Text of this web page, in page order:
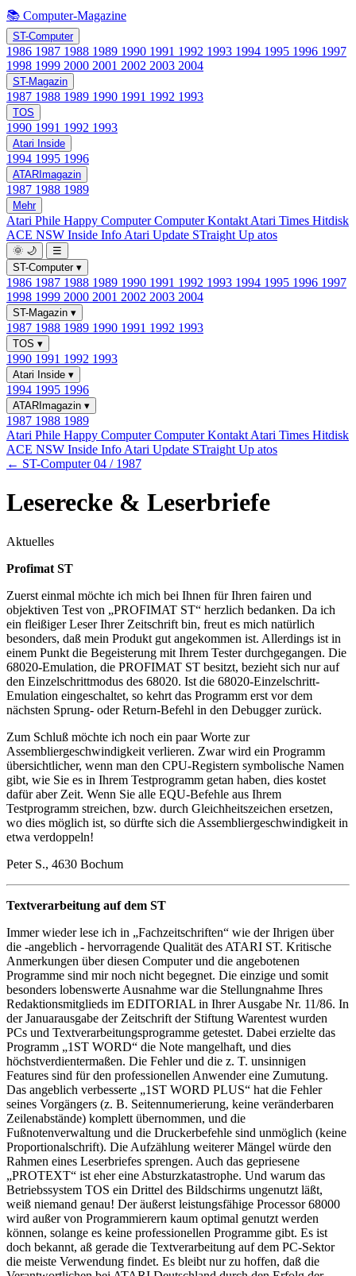
📚 Computer-Magazine
ST-Computer
1986 1987 1988 1989 1990 1991 1992 1993 1994 1995 1996 1997
1998 1999 2000 2001 2002 2003 2004
ST-Magazin
1987 1988 1989 1990 1991 1992 1993
TOS
1990 1991 1992 1993
Atari Inside
1994 1995 1996
ATARImagazin
1987 1988 1989
Mehr
Atari Phile Happy ComputerComputer Kontakt Atari Times Hitdisk
ACE NSW Inside Info Atari Update STraight Up atos
🌞 🌙
☰
ST-Computer ▾
1986 1987 1988 1989 1990 1991 1992 1993 1994 1995 1996 1997
1998 1999 2000 2001 2002 2003 2004
ST-Magazin ▾
1987 1988 1989 1990 1991 1992 1993
TOS ▾
1990 1991 1992 1993
Atari Inside ▾
1994 1995 1996
ATARImagazin ▾
1987 1988 1989
Atari Phile Happy ComputerComputer Kontakt Atari Times Hitdisk
ACE NSW Inside Info Atari Update STraight Up atos
← ST-Computer 04 / 1987
Leserecke & Leserbriefe
Aktuelles
Profimat ST
Zuerst einmal möchte ich mich bei Ihnen für Ihren fairen und
objektiven Test von „PROFIMAT ST“ herzlich bedanken. Da ich
ein fleißiger Leser Ihrer Zeitschrift bin, freut es mich natürlich
besonders, daß mein Produkt gut angekommen ist. Allerdings ist in
einem Punkt die Begeisterung mit Ihrem Tester durchgegangen. Die
68020-Emulation, die PROFIMAT ST besitzt, bezieht sich nur auf
den Einzelschrittmodus des 68020. Ist die 68020-Einzelschritt-
Emulation eingeschaltet, so kehrt das Programm erst vor dem
nächsten Sprung- oder Return-Befehl in den Debugger zurück.
Zum Schluß möchte ich noch ein paar Worte zur
Assembliergeschwindigkeit verlieren. Zwar wird ein Programm
übersichtlicher, wenn man den CPU-Registern symbolische Namen
gibt, wie Sie es in Ihrem Testprogramm getan haben, dies kostet
dafür aber Zeit. Wenn Sie alle EQU-Befehle aus Ihrem
Testprogramm streichen, bzw. durch Gleichheitszeichen ersetzen,
wo dies möglich ist, so dürfte sich die Assembliergeschwindigkeit in
etwa verdoppeln!
Peter S., 4630 Bochum
Textverarbeitung auf dem ST
Immer wieder lese ich in „Fachzeitschriften“ wie der Ihrigen über
die -angeblich - hervorragende Qualität des ATARI ST. Kritische
Anmerkungen über diesen Computer und die angebotenen
Programme sind mir noch nicht begegnet. Die einzige und somit
besonders lobenswerte Ausnahme war die Stellungnahme Ihres
Redaktionsmitglieds im EDITORIAL in Ihrer Ausgabe Nr. 11/86. In
der Januarausgabe der Zeitschrift der Stiftung Warentest wurden
PCs und Textverarbeitungsprogramme getestet. Dabei erzielte das
Programm „1ST WORD“ die Note mangelhaft, und dies
höchstverdientermaßen. Die Fehler und die z. T. unsinnigen
Features sind für den professionellen Anwender eine Zumutung.
Das angeblich verbesserte „1ST WORD PLUS“ hat die Fehler
seines Vorgängers (z. B. Seitennumerierung, keine veränderbaren
Zeilenabstände) komplett übernommen, und die
Fußnotenverwaltung und die Druckerbefehle sind unmöglich (keine
Proportionalschrift). Die Aufzählung weiterer Mängel würde den
Rahmen eines Leserbriefes sprengen. Auch das gepriesene
„PROTEXT“ ist eher eine Absturzkatastrophe. Und warum das
Betriebssystem TOS ein Drittel des Bildschirms ungenutzt läßt,
weiß niemand genau! Der äußerst leistungsfähige Processor 68000
wird außer von Programmierern kaum optimal genutzt werden
können, solange es keine professionellen Programme gibt. Es ist
doch bekannt, aß gerade die Textverarbeitung auf dem PC-Sektor
die meiste Verwendung findet. Es bleibt nur zu hoffen, daß die